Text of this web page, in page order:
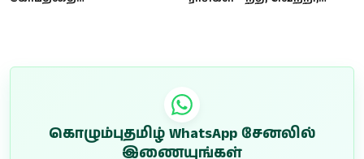
கொழும்புதமிழ் WhatsApp சேனலில்
இணையுங்கள்